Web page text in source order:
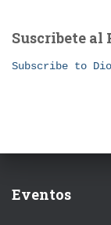
Suscribete al
Subscribe to
Eventos